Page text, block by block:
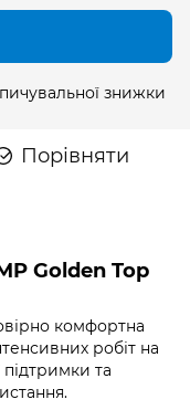
знижки
Порівняти
Golden Top
комфортна
робіт на
та